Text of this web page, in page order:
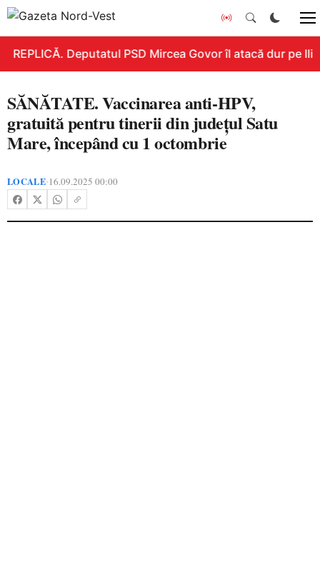
REPLICĂ. Deputatul PSD Mircea Govor îl atacă dur pe
SĂNĂTATE. Vaccinarea anti-HPV,
gratuită pentru tinerii din județul Satu
Mare, începând cu 1 octombrie
LOCALE•16.09.2025 00:00